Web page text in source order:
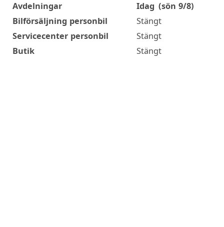
Öppettider
Avdelningar Idag (sön 9/8)
Bilförsäljning personbil
Stängt
Servicecenter personbil
Stängt
Butik
Stängt